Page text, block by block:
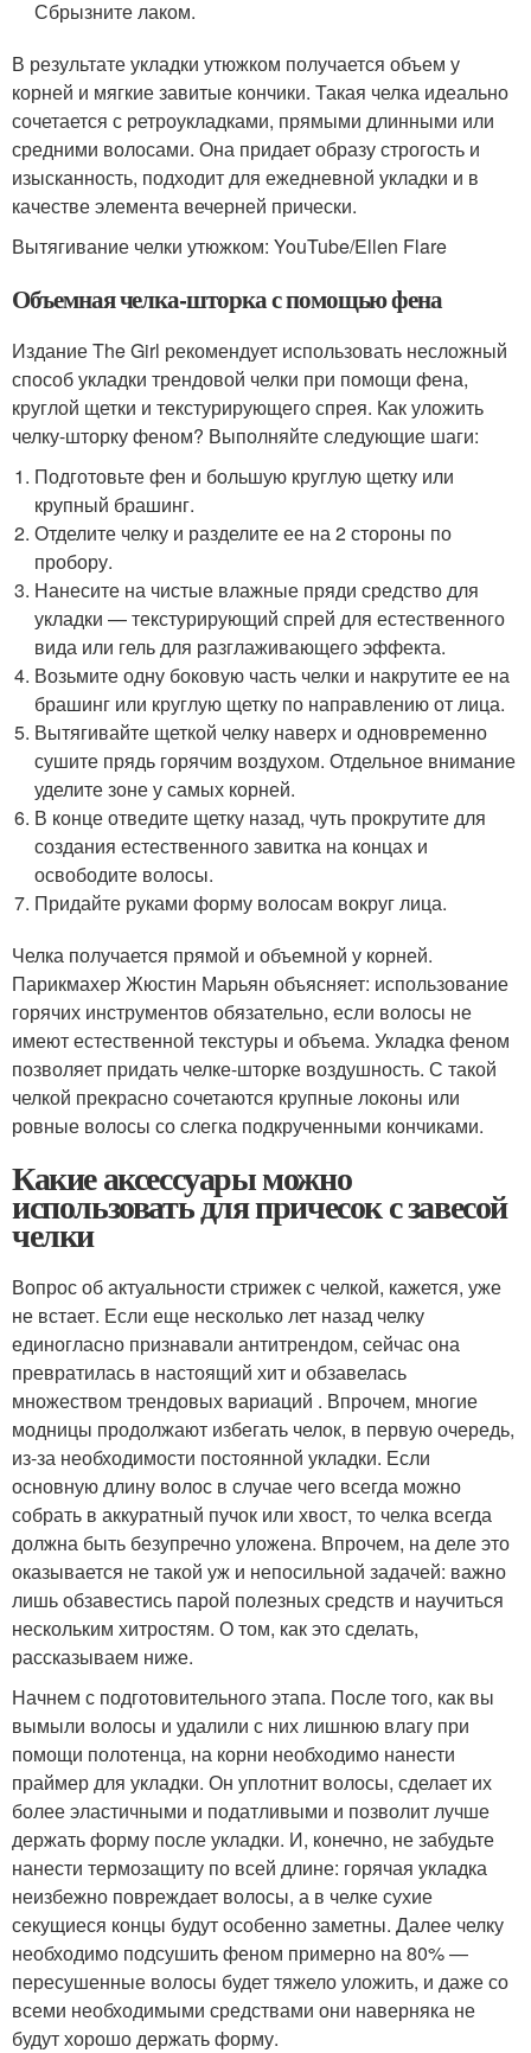
Сбрызните лаком.
В результате укладки утюжком получается объем у
корней и мягкие завитые кончики. Такая челка идеально
сочетается с ретроукладками, прямыми длинными или
средними волосами. Она придает образу строгость и
изысканность, подходит для ежедневной укладки и в
качестве элемента вечерней прически.
Вытягивание челки утюжком: YouTube/Ellen Flare
Объемная челка-шторка с помощью фена
Издание The Girl рекомендует использовать несложный
способ укладки трендовой челки при помощи фена,
круглой щетки и текстурирующего спрея. Как уложить
челку-шторку феном? Выполняйте следующие шаги:
Подготовьте фен и большую круглую щетку или
крупный брашинг.
Отделите челку и разделите ее на 2 стороны по
пробору.
Нанесите на чистые влажные пряди средство для
укладки — текстурирующий спрей для естественного
вида или гель для разглаживающего эффекта.
Возьмите одну боковую часть челки и накрутите ее на
брашинг или круглую щетку по направлению от лица.
Вытягивайте щеткой челку наверх и одновременно
сушите прядь горячим воздухом. Отдельное внимание
уделите зоне у самых корней.
В конце отведите щетку назад, чуть прокрутите для
создания естественного завитка на концах и
освободите волосы.
Придайте руками форму волосам вокруг лица.
Челка получается прямой и объемной у корней.
Парикмахер Жюстин Марьян объясняет: использование
горячих инструментов обязательно, если волосы не
имеют естественной текстуры и объема. Укладка феном
позволяет придать челке-шторке воздушность. С такой
челкой прекрасно сочетаются крупные локоны или
ровные волосы со слегка подкрученными кончиками.
Какие аксессуары можно
использовать для причесок с завесой
челки
Вопрос об актуальности стрижек с челкой, кажется, уже
не встает. Если еще несколько лет назад челку
единогласно признавали антитрендом, сейчас она
превратилась в настоящий хит и обзавелась
множеством трендовых вариаций . Впрочем, многие
модницы продолжают избегать челок, в первую очередь,
из-за необходимости постоянной укладки. Если
основную длину волос в случае чего всегда можно
собрать в аккуратный пучок или хвост, то челка всегда
должна быть безупречно уложена. Впрочем, на деле это
оказывается не такой уж и непосильной задачей: важно
лишь обзавестись парой полезных средств и научиться
нескольким хитростям. О том, как это сделать,
рассказываем ниже.
Начнем с подготовительного этапа. После того, как вы
вымыли волосы и удалили с них лишнюю влагу при
помощи полотенца, на корни необходимо нанести
праймер для укладки. Он уплотнит волосы, сделает их
более эластичными и податливыми и позволит лучше
держать форму после укладки. И, конечно, не забудьте
нанести термозащиту по всей длине: горячая укладка
неизбежно повреждает волосы, а в челке сухие
секущиеся концы будут особенно заметны. Далее челку
необходимо подсушить феном примерно на 80% —
пересушенные волосы будет тяжело уложить, и даже со
всеми необходимыми средствами они наверняка не
будут хорошо держать форму.